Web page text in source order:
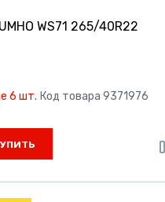
WS71 265/40R22
6 шт. Код товара 9371976